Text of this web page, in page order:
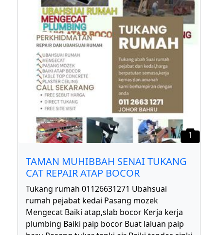
1
TAMAN MUHIBBAH SENAI TUKANG
CAT REPAIR ATAP BOCOR
Tukang rumah 01126631271 Ubahsuai
rumah pejabat kedai Pasang mozek
Mengecat Baiki atap,slab bocor Kerja kerja
plumbing Baiki paip bocor Buat laluan paip